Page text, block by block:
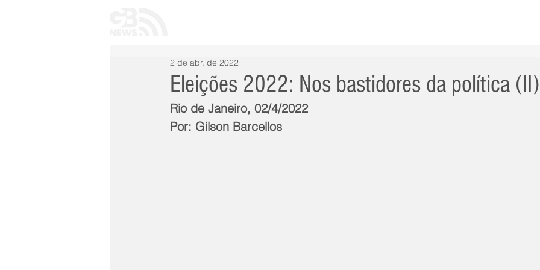
Eleições 2022: Nos bastidores da política (II)
2 de abr. de 2022
Rio de Janeiro, 02/4/2022
Por: Gilson Barcellos